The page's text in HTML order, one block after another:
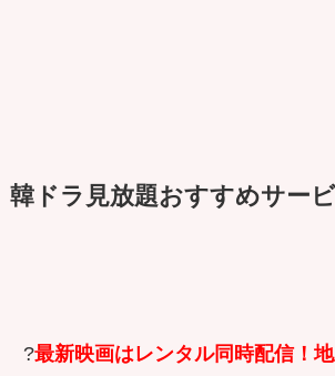
韓ドラ見放題おすすめサー
?最新映画はレンタル同時配信！